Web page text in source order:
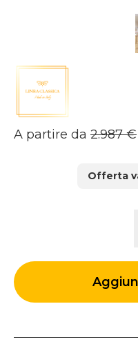
A partire da 2.987€
Offerta